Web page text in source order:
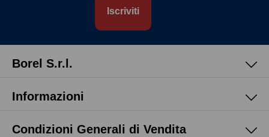
Iscriviti
Borel S.r.l.
Informazioni
Condizioni Generali di Vendita